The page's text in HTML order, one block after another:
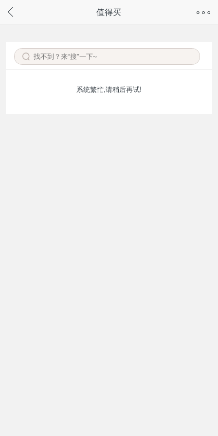
请通过微信或支付宝搜“奇兔客小程序”访问
值得买
系统繁忙,请稍后再试!